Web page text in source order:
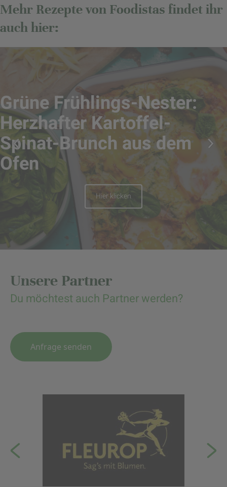
Mehr Rezepte von Foodistas findet ihr
auch hier:
Grüne Frühlings-Nester:
Herzhafter Kartoffel-
Spinat-Brunch aus dem
Ofen
Hier klicken
Unsere Partner
Du möchtest auch Partner werden?
Anfrage senden